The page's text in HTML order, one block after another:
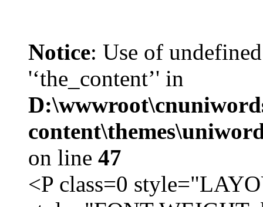
Notice: Use of
'‘the_content’' in
on line 47
<P class=0